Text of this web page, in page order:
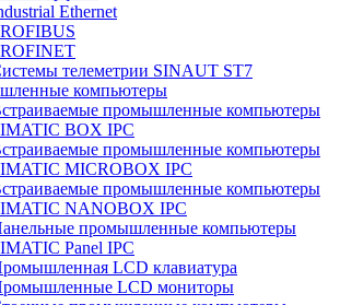
Ethernet
телеметрии SINAUT ST7
компьютеры
промышленные компьютеры
BOX IPC
промышленные компьютеры
MICROBOX IPC
промышленные компьютеры
NANOBOX IPC
промышленные компьютеры
Panel IPC
LCD клавиатура
LCD мониторы